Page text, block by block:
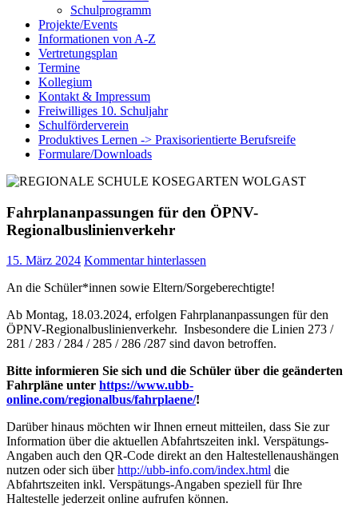
Schulprogramm
Projekte/Events
Informationen von A-Z
Vertretungsplan
Termine
Kollegium
Kontakt & Impressum
Freiwilliges 10. Schuljahr
Schulförderverein
Produktives Lernen -> Praxisorientierte Berufsreife
Formulare/Downloads
Fahrplananpassungen für den ÖPNV-
Regionalbuslinienverkehr
15. März 2024 Kommentar hinterlassen
An die Schüler*innen sowie Eltern/Sorgeberechtigte!
Ab Montag, 18.03.2024, erfolgen Fahrplananpassungen für den
ÖPNV-Regionalbuslinienverkehr. Insbesondere die Linien 273 /
281 / 283 / 284 / 285 / 286 /287 sind davon betroffen.
Bitte informieren Sie sich und die Schüler über die geänderten
Fahrpläne unter https://www.ubb-
online.com/regionalbus/fahrplaene/!
Darüber hinaus möchten wir Ihnen erneut mitteilen, dass Sie zur
Information über die aktuellen Abfahrtszeiten inkl. Verspätungs-
Angaben auch den QR-Code direkt an den Haltestellenaushängen
nutzen oder sich überhttp://ubb-info.com/index.html die
Abfahrtszeiten inkl. Verspätungs-Angaben speziell für Ihre
Haltestelle jederzeit online aufrufen können.